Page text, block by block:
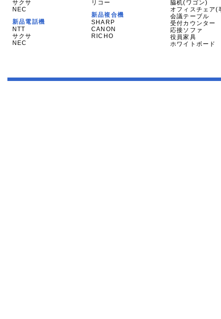
サクサ
NEC
新品電話機
NTT
サクサ
NEC
リコー
新品複合機
SHARP
CANON
RICHO
脇机(ワゴン)
オフィスチェア(
会議テーブル
受付カウンター
応接ソファ
役員家具
ホワイトボード